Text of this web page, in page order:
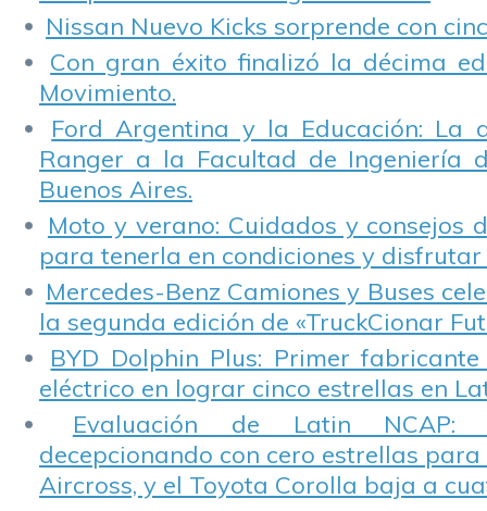
Nissan Nuevo Kicks sorprende con
Con gran éxito finalizó la décima
Movimiento.
Ford Argentina y la Educación: La
Ranger a la Facultad de Ingeniería
Buenos Aires.
Moto y verano: Cuidados y consejos
para tenerla en condiciones y disfrutar
Mercedes-Benz Camiones y Buses
la segunda edición de «TruckCionar
BYD Dolphin Plus: Primer
eléctrico en lograr cinco estrellas en
Evaluación de Latin NCAP:
decepcionando con cero estrellas para
Aircross, y el Toyota Corolla baja a